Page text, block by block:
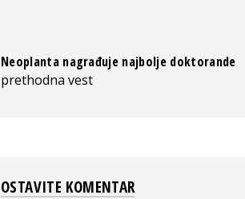
Neoplanta nagrađuje najbolje doktorande
prethodna vest
OSTAVITE KOMENTAR